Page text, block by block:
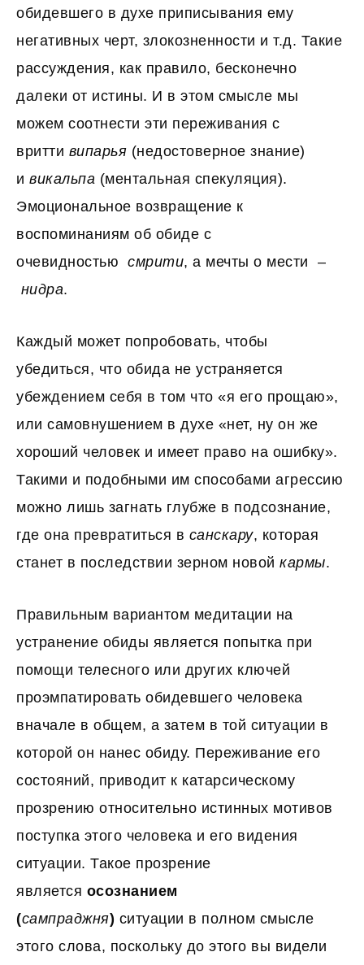
обидевшего в духе приписывания ему
негативных черт, злокозненности и т.д. Такие
рассуждения, как правило, бесконечно
далеки от истины. И в этом смысле мы
можем соотнести эти переживания с
вритти випарья (недостоверное знание)
и викальпа (ментальная спекуляция).
Эмоциональное возвращение к
воспоминаниям об обиде с
очевидностью смрити, а мечты о мести –
нидра.
Каждый может попробовать, чтобы
убедиться, что обида не устраняется
убеждением себя в том что «я его прощаю»,
или самовнушением в духе «нет, ну он же
хороший человек и имеет право на ошибку».
Такими и подобными им способами агрессию
можно лишь загнать глубже в подсознание,
где она превратиться в санскару, которая
станет в последствии зерном новой кармы.
Правильным вариантом медитации на
устранение обиды является попытка при
помощи телесного или других ключей
проэмпатировать обидевшего человека
вначале в общем, а затем в той ситуации в
которой он нанес обиду. Переживание его
состояний, приводит к катарсическому
прозрению относительно истинных мотивов
поступка этого человека и его видения
ситуации. Такое прозрение
является осознанием
(сампраджня) ситуации в полном смысле
этого слова, поскольку до этого вы видели